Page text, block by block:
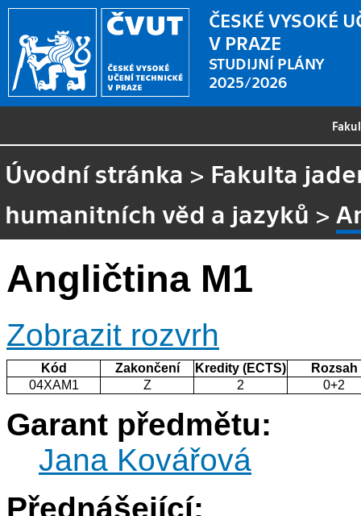
ČESKÉ VYSOKÉ
V PRAZE
STUDIJNÍ PLÁNY
2025/2026
Úvodní stránka > Fakulta
humanitních věd a jazyků >
Angličtina M1
Zobrazit rozvrh
Kód Zakončení Kredity (ECTS)
Rozsah
04XAM1
Z 2 0+2
Garant předmětu:
Jana Kovářová
Přednášející: